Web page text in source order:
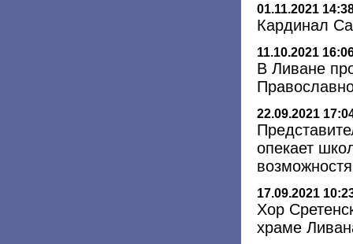
01.11.2021
Кардинал
11.10.2021
В Ливане
22.09.2021
опекает
17.09.2021
Хор
храме